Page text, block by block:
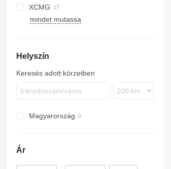
DNK
DSK
PSU
LH
Toro
EW
XCMG
mindet mutassa
Helyszín
Keresés adott körzetben
Magyarország
Ár